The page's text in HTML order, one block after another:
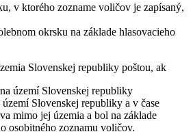
v ktorého zozname voličov je zapísaný,
okrsku na základe hlasovacieho
Slovenskej republiky poštou, ak
území Slovenskej republiky
Slovenskej republiky a v čase
mimo jej územia a bol na základe
osobitného zoznamu voličov.